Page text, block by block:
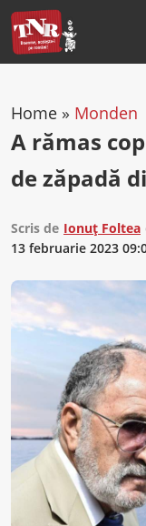
Home » Monden
A rămas
de zăpadă
Scris de Ionuț Foltea
13 februarie 2023